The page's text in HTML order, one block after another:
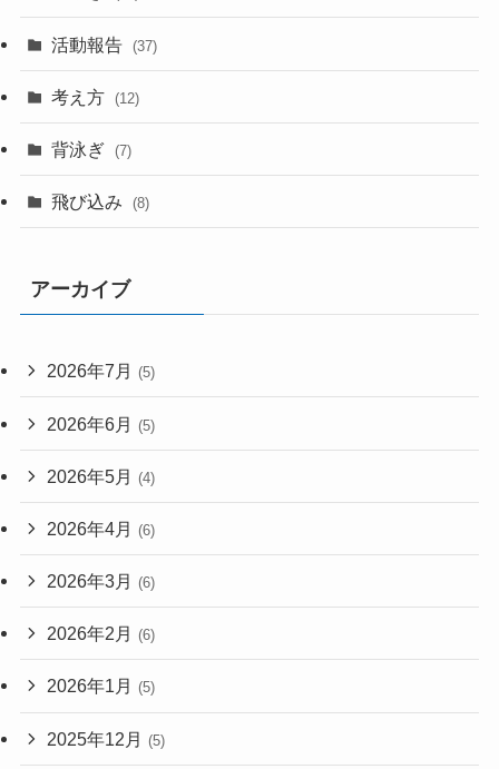
活動報告 (37)
考え方 (12)
背泳ぎ (7)
飛び込み (8)
アーカイブ
2026年7月 (5)
2026年6月 (5)
2026年5月 (4)
2026年4月 (6)
2026年3月 (6)
2026年2月 (6)
2026年1月 (5)
2025年12月 (5)